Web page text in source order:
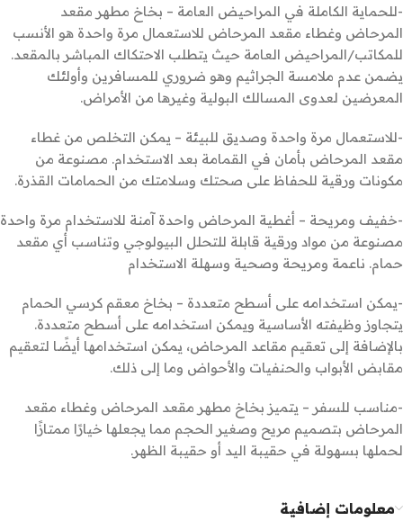
-للحماية الكاملة في المراحيض العامة – بخاخ مطهر مقعد
المرحاض وغطاء مقعد المرحاض للاستعمال مرة واحدة هو الأنسب
للمكاتب/المراحيض العامة حيث يتطلب الاحتكاك المباشر بالمقعد.
يضمن عدم ملامسة الجراثيم وهو ضروري للمسافرين وأولئك
المعرضين لعدوى المسالك البولية وغيرها من الأمراض.
-للاستعمال مرة واحدة وصديق للبيئة – يمكن التخلص من غطاء
مقعد المرحاض بأمان في القمامة بعد الاستخدام. مصنوعة من
مكونات ورقية للحفاظ على صحتك وسلامتك من الحمامات القذرة.
-خفيف ومريحة – أغطية المرحاض واحدة آمنة للاستخدام مرة واحدة
مصنوعة من مواد ورقية قابلة للتحلل البيولوجي وتناسب أي مقعد
حمام. ناعمة ومريحة وصحية وسهلة الاستخدام
-يمكن استخدامه على أسطح متعددة – بخاخ معقم كرسي الحمام
يتجاوز وظيفته الأساسية ويمكن استخدامه على أسطح متعددة.
بالإضافة إلى تعقيم مقاعد المرحاض، يمكن استخدامها أيضًا لتعقيم
مقابض الأبواب والحنفيات والأحواض وما إلى ذلك.
-مناسب للسفر – يتميز بخاخ مطهر مقعد المرحاض وغطاء مقعد
المرحاض بتصميم مريح وصغير الحجم مما يجعلها خيارًا ممتازًا
لحملها بسهولة في حقيبة اليد أو حقيبة الظهر.
معلومات إضافية